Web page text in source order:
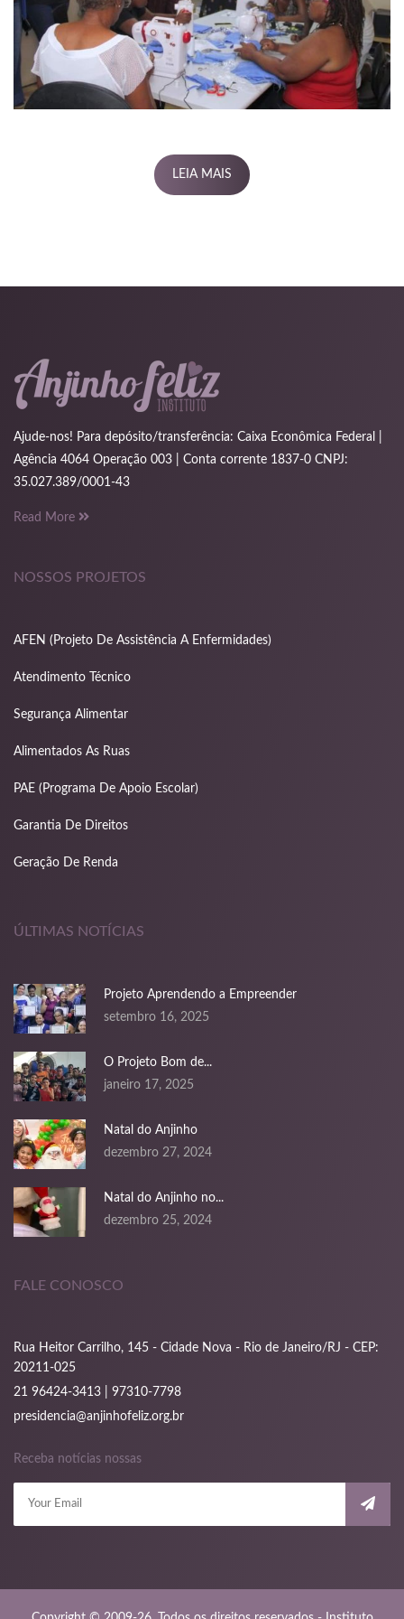
izle
LEIA MAIS
Ajude-nos! Para depósito/transferência: Caixa Econômica Federal |
Agência 4064 Operação 003 | Conta corrente 1837-0 CNPJ:
35.027.389/0001-43
Read More
NOSSOS PROJETOS
AFEN (Projeto De Assistência A Enfermidades)
Atendimento Técnico
Segurança Alimentar
Alimentados As Ruas
PAE (Programa De Apoio Escolar)
Garantia De Direitos
Geração De Renda
ÚLTIMAS NOTÍCIAS
Projeto Aprendendo a Empreender
setembro 16, 2025
O Projeto Bom de...
janeiro 17, 2025
Natal do Anjinho
dezembro 27, 2024
Natal do Anjinho no...
dezembro 25, 2024
FALE CONOSCO
Rua Heitor Carrilho, 145 - Cidade Nova - Rio de Janeiro/RJ - CEP:
20211-025
21 96424-3413 | 97310-7798
presidencia@anjinhofeliz.org.br
Receba notícias nossas